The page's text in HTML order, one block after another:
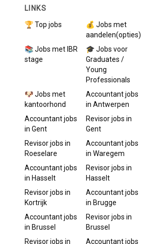
LINKS
🏆 Top jobs
💰 Jobs met
aandelen(opties)
📚 Jobs met IBR
stage
🎓 Jobs voor
Graduates /
Young
Professionals
🐶 Jobs met
kantoorhond
Accountantjobs
in Antwerpen
Accountantjobs
in Gent
Revisorjobs in
Gent
Revisorjobs in
Roeselare
Accountantjobs
in Waregem
Accountantjobs
in Hasselt
Revisorjobs in
Hasselt
Revisorjobs in
Kortrijk
Accountantjobs
in Brugge
Accountantjobs
in Brussel
Revisorjobs in
Brussel
Revisorjobs in Accountantjobs